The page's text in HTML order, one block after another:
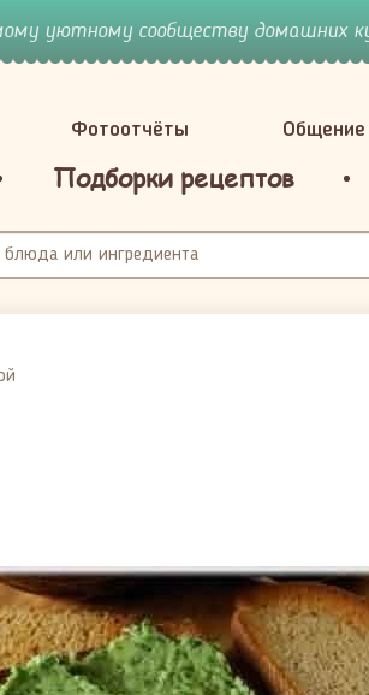
уютному сообществу домашних
Фотоотчёты Общение
Подборки рецептов